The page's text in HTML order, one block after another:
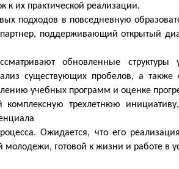
к их практической реализации.
подходов в повседневную
партнер, поддерживающий открытый
обновленные
существующих пробелов, а также
учебных программ и оценке
комплексную трехлетнюю
Ожидается, что его
молодежи, готовой к жизни и работе в